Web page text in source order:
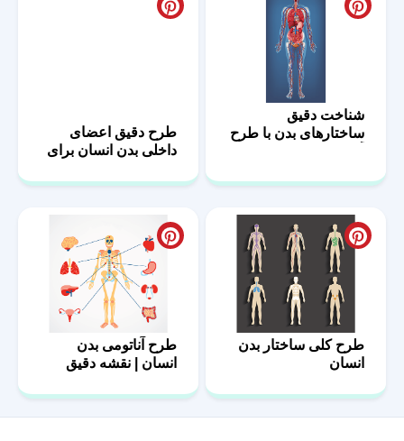
شناخت دقیق
ساختارهای بدن با طرح
طرح دقیق اعضای
داخلی بدن انسان برای
طرح کلی ساختار بدن
انسان
طرح آناتومی بدن
انسان | نقشه دقیق